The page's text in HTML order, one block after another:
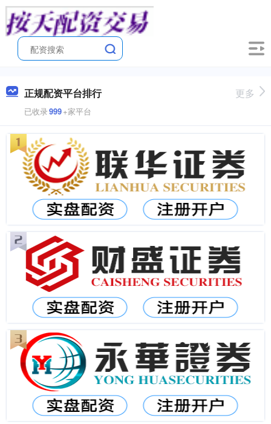
正规配资平台排行
已收录999+家平台
更多